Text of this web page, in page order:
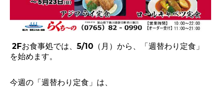
2Fお食事処では、5/10（月）から、「週替わり定食」
を始めます。
今週の「週替わり定食」は、